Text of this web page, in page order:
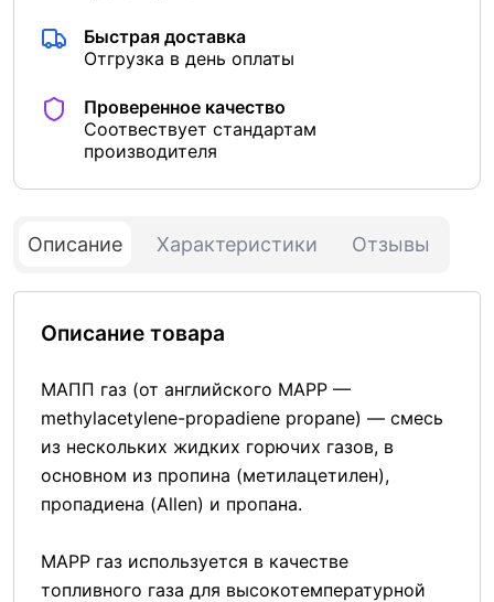
Быстрая доставка
Отгрузка в день оплаты
Проверенное качество
Соотвествует стандартам
производителя
Описание Характеристики Отзывы
Описание товара
МАПП газ (от английского MAPP —
methylacetylene-propadiene propane) — смесь
из нескольких жидких горючих газов, в
основном из пропина (метилацетилен),
пропадиена (Allen) и пропана.
MAPP газ используется в качестве
топливного газа для высокотемпературной